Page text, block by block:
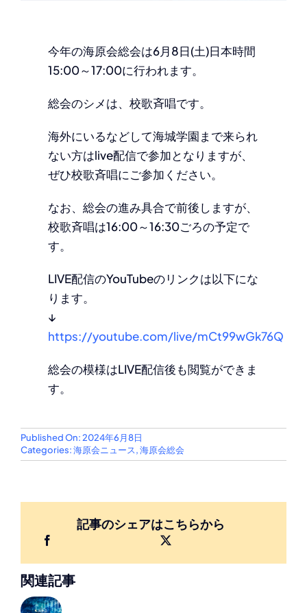
今年の海原会総会は6月8日(土)日本時間
15:00～17:00に行われます。
総会のシメは、校歌斉唱です。
海外にいるなどして海城学園まで来られ
ない方はlive配信で参加となりますが、
ぜひ校歌斉唱にご参加ください。
なお、総会の進み具合で前後しますが、
校歌斉唱は16:00～16:30ごろの予定で
す。
LIVE配信のYouTubeのリンクは以下にな
ります。
↓
https://youtube.com/live/mCt99wGk76Q
総会の模様はLIVE配信後も閲覧ができま
す。
Published On: 2024年6月8日
Categories:海原会ニュース,海原会総会
記事のシェアはこちらから
関連記事